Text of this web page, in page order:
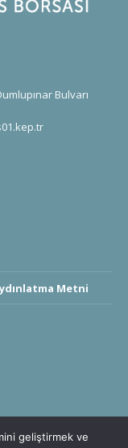
Bulvarı
Metni
geliştirmek ve